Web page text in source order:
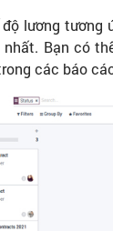
lương tương
Bạn có
các báo